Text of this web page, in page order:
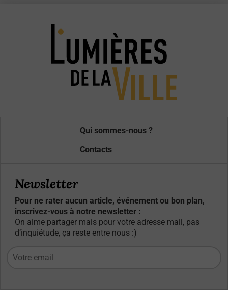
Qui sommes-nous ?
Contacts
Newsletter
Pour ne rater aucun article, événement ou bon plan,
inscrivez-vous à notre newsletter :
On aime partager mais pour votre adresse mail, pas
d’inquiétude, ça reste entre nous :)